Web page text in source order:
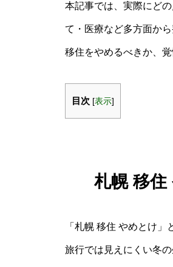
本記事では、実際にど
て・医療など多方面か
移住をやめるべきか、
目次 [表示]
札幌 移
「札幌 移住 やめとけ
旅行では見えにくい冬